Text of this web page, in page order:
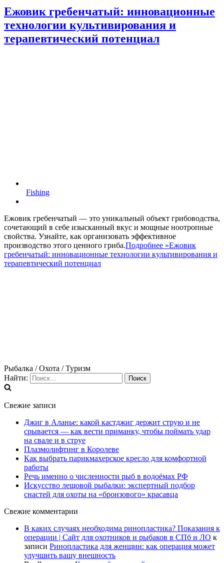
Ежовик гребенчатый: инновационные
технологии культивирования и
терапевтический потенциал
Fishing
Ежовик гребенчатый — это уникальный объект грибоводства,
сочетающий в себе изысканный вкус и мощные ноотропные
свойства. Узнайте, как организовать эффективное
производство этого ценного гриба.Подробнее »Ежовик
гребенчатый: инновационные технологии культивирования и
терапевтический потенциал
Рыбалка / Охота / Туризм
Найти:
Свежие записи
Джиг в Аланье: какой кастджиг держит струю и не
срывается — как вести приманку, чтобы поймать удар
на свале и в струе
Плазмолифтинг в Королеве
Как выбрать парикмахерское кресло для комфортной
работы
Речь именно о численности рыб в водоёмах РФ
Искусство лещовой рыбалки: экспертный подбор
снастей для охоты на «бронзового» красавца
Свежие комментарии
В каких случаях необходима ринопластика? Показания к
операции | Сайт для охотников и рыбаков в СПб и ЛО к
записи Ринопластика для женщин: как операция может
улучшить вашу внешность